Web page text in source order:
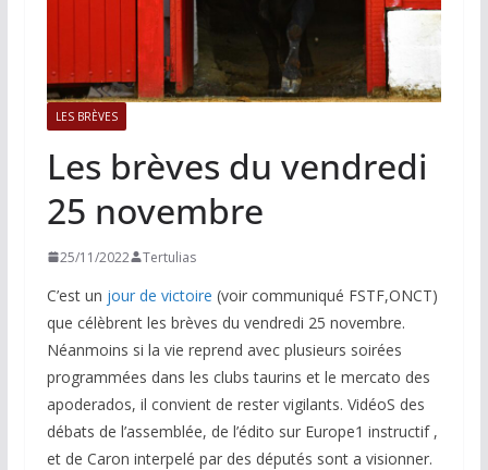
LES BRÈVES
Les brèves du vendredi
25 novembre
25/11/2022 Tertulias
C’est un jour de victoire (voir communiqué FSTF,ONCT)
que célèbrent les brèves du vendredi 25 novembre.
Néanmoins si la vie reprend avec plusieurs soirées
programmées dans les clubs taurins et le mercato des
apoderados, il convient de rester vigilants. VidéoS des
débats de l’assemblée, de l’édito sur Europe1 instructif ,
et de Caron interpelé par des députés sont a visionner.